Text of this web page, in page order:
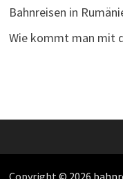
Bahnreisen in
Wie kommt man mit